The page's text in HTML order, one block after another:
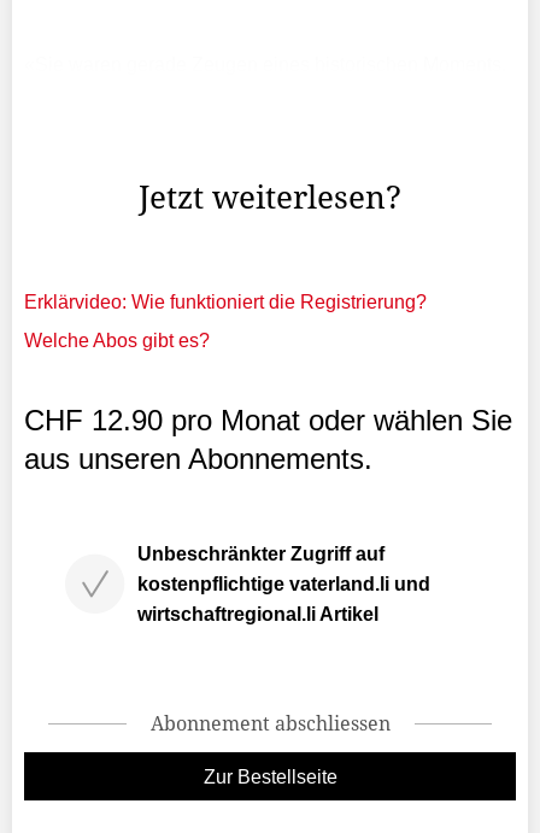
Jetzt weiterlesen?
Erklärvideo: Wie funktioniert die Registrierung?
Welche Abos gibt es?
CHF 12.90 pro Monat oder wählen Sie
aus unseren Abonnements.
Unbeschränkter Zugriff auf
kostenpflichtige vaterland.li und
wirtschaftregional.li Artikel
Abonnement abschliessen
Zur Bestellseite